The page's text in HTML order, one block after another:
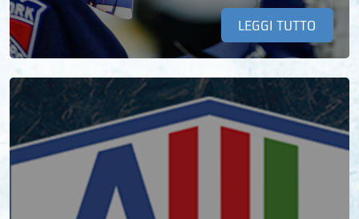
LEGGI TUTTO